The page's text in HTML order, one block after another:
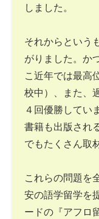
しました。
それからという
がりました。か
こ近年では最高
校中）、また、
４回優勝してい
書籍も出版され
でもたくさん取
これらの問題を
安の語学留学を
ードの『アフロ